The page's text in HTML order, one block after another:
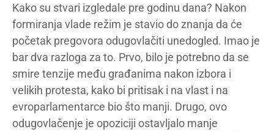
Kako su stvari izgledale pre godinu dana? Nakon
formiranja vlade režim je stavio do znanja da će
početak pregovora odugovlačiti unedogled. Imao je
bar dva razloga za to. Prvo, bilo je potrebno da se
smire tenzije među građanima nakon izbora i
velikih protesta, kako bi pritisak i na vlast i na
evroparlamentarce bio što manji. Drugo, ovo
odugovlačenje je opoziciji ostavljalo manje